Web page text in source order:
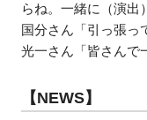
らね。一緒に（演出
国分さん「引っ張っ
光一さん「皆さんで
【NEWS】